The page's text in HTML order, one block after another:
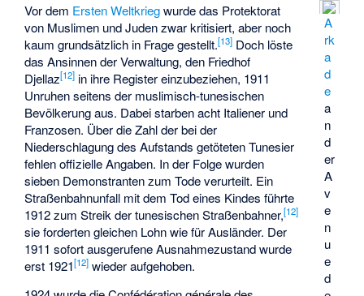
A
rk
a
d
e
a
n
d
er
A
v
e
n
u
e
d
Vor dem Ersten Weltkriegwurde das Protektorat
von Muslimen und Juden zwar kritisiert, aber noch
kaum grundsätzlich in Frage gestellt.[13] Doch löste
das Ansinnen der Verwaltung, den Friedhof
Djellaz[12] in ihre Register einzubeziehen, 1911
Unruhen seitens der muslimisch-tunesischen
Bevölkerung aus. Dabei starben acht Italiener und
Franzosen. Über die Zahl der bei der
Niederschlagung des Aufstands getöteten Tunesier
fehlen offizielle Angaben. In der Folge wurden
sieben Demonstranten zum Tode verurteilt. Ein
Straßenbahnunfall mit dem Tod eines Kindes führte
1912 zum Streik der tunesischen Straßenbahner,[12]
sie forderten gleichen Lohn wie für Ausländer. Der
1911 sofort ausgerufene Ausnahmezustand wurde
erst 1921[12] wieder aufgehoben.